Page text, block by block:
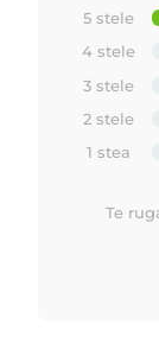
5 stele
4 stele
3 stele
2 stele
1 stea
Te